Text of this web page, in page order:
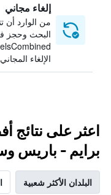
إلغاء مجاني
من الوارد أن
البحث وحجز
الإلغاء المجاني
اعثر على نتائج
برايم - باريس
البلدان الأكثر شعبية